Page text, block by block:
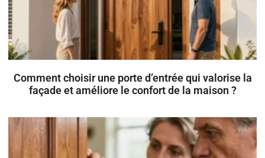
Comment choisir une porte d’entrée qui valorise la
façade et améliore le confort de la maison ?